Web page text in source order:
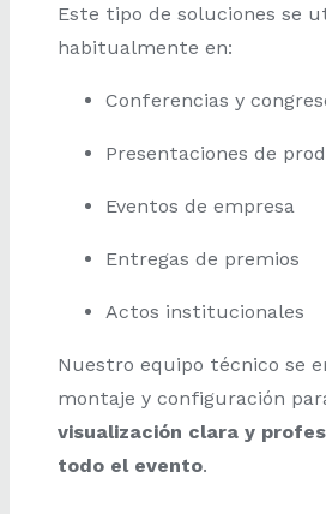
Este tipo de soluciones se
habitualmente en:
Conferencias y
Presentaciones de
Eventos de empresa
Entregas de premios
Actos institucionales
Nuestro equipo técnico se
montaje y configuración
visualización clara y
todo el evento.